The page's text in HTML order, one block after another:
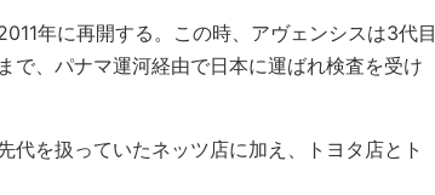
年に再開する。この時、アヴェンシスは3代目
で、パナマ運河経由で日本に運ばれ検査を受け
を扱っていたネッツ店に加え、トヨタ店とト